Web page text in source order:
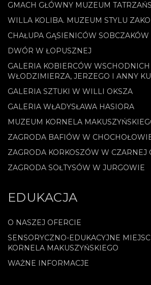
GMACH GŁÓWNY MUZEUM
WILLA KOLIBA. MUZEUM STYLU
CHAŁUPA GĄSIENICÓW SOBCZAKÓW
DWÓR W ŁOPUSZNEJ
GALERIA KOBIERCÓW
WŁODZIMIERZA, JERZEGO I ANNY
GALERIA SZTUKI W WILLI OKSZA
GALERIA WŁADYSŁAWA HASIORA
MUZEUM KORNELA
ZAGRODA BAFIÓW W
ZAGRODA KORKOSZÓW W CZARNEJ
ZAGRODA SOŁTYSÓW W JURGOWIE
EDUKACJA
O NASZEJ OFERCIE
SENSORYCZNO-EDUKACYJNE
KORNELA MAKUSZYŃSKIEGO
WAŻNE INFORMACJE